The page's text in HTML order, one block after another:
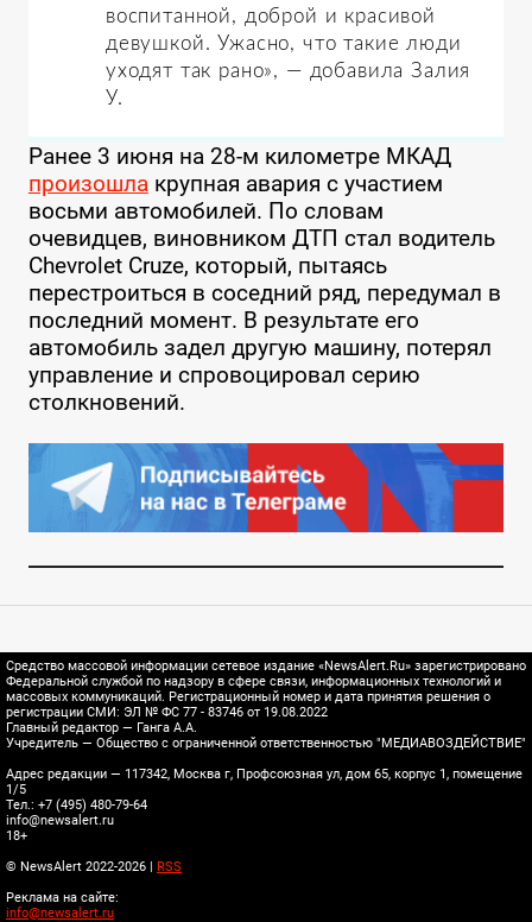
воспитанной, доброй и красивой
девушкой. Ужасно, что такие люди
уходят так рано», — добавила Залия
У.
Ранее 3 июня на 28-м километре МКАД
произошлакрупная авария с участием
восьми автомобилей. По словам
очевидцев, виновником ДТП стал водитель
Chevrolet Cruze, который, пытаясь
перестроиться в соседний ряд, передумал в
последний момент. В результате его
автомобиль задел другую машину, потерял
управление и спровоцировал серию
столкновений.
Средство массовой информации сетевое издание «NewsAlert.Ru» зарегистрировано
Федеральной службой по надзору в сфере связи, информационных технологий и
массовых коммуникаций. Регистрационный номер и дата принятия решения о
регистрации СМИ: ЭЛ № ФС 77 - 83746 от 19.08.2022
Главный редактор — Ганга А.А.
Учредитель — Общество с ограниченной ответственностью "МЕДИАВОЗДЕЙСТВИЕ"
Адрес редакции — 117342, Москва г, Профсоюзная ул, дом 65, корпус 1, помещение
1/5
Тел.: +7 (495) 480-79-64
info@newsalert.ru
18+
© NewsAlert 2022-2026 | RSS
Реклама на сайте:
info@newsalert.ru